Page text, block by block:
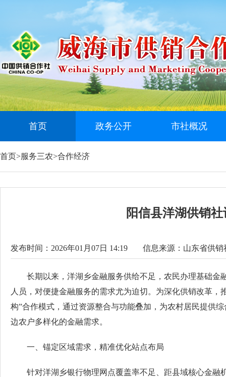
首页 政务公开 市社概况
首页>服务三农>合作经济
阳信县洋湖供销
发布时间：2026年01月07日 14:19 信息来源： 山东省供销
长期以来，洋湖乡金融服务供给不足，农民办理基础
人员，对便捷金融服务的需求尤为迫切。为深化供销改革
构”合作模式，通过资源整合与功能叠加，为农村居民提供
边农户多样化的金融需求。
一、锚定区域需求，精准优化站点布局
针对洋湖乡银行物理网点覆盖率不足、距县域核心金